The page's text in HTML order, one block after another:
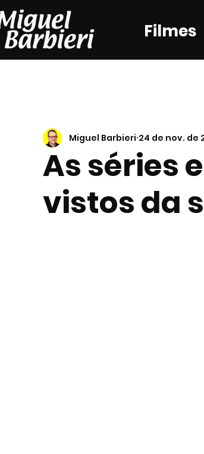
Filmes
As séries
vistos da
Miguel Barbieri 24 de nov. de